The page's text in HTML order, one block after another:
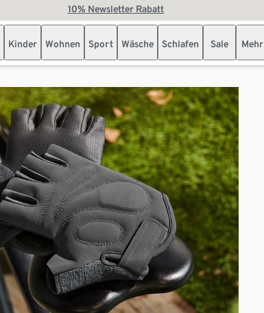
10% Newsletter Rabatt
Kinder Wohnen Sport Wäsche Schlafen Sale Mehr